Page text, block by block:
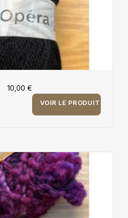
10,00 €
VOIR LE PRODUIT